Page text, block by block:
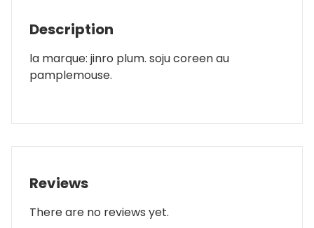
Description
la marque: jinro plum. soju coreen au
pamplemouse.
Reviews
There are no reviews yet.